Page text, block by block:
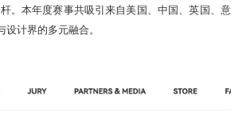
本年度赛事共吸引来自美国、中国、英国、
计界的多元融合。